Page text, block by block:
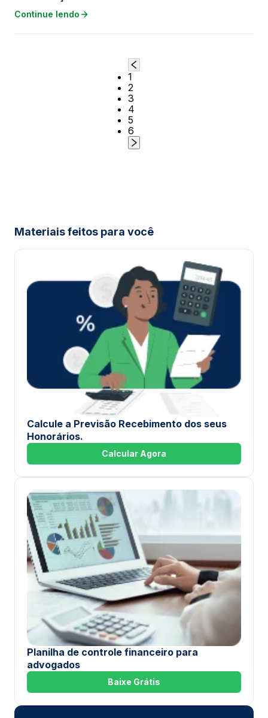
Continue lendo
1
2
3
4
5
6
Materiais feitos para você
Calcule a Previsão Recebimento dos seus
Honorários.
Calcular Agora
Planilha de controle financeiro para
advogados
Baixe Grátis